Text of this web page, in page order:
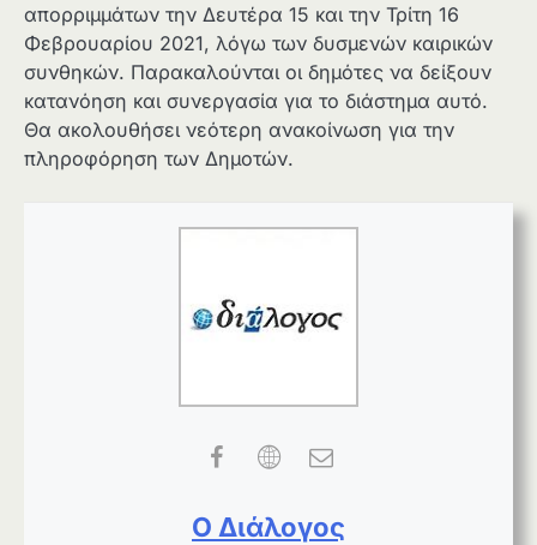
απορριμμάτων την Δευτέρα 15 και την Τρίτη 16
Φεβρουαρίου 2021, λόγω των δυσμενών καιρικών
συνθηκών. Παρακαλούνται οι δημότες να δείξουν
κατανόηση και συνεργασία για το διάστημα αυτό.
Θα ακολουθήσει νεότερη ανακοίνωση για την
πληροφόρηση των Δημοτών.
Ο Διάλογος